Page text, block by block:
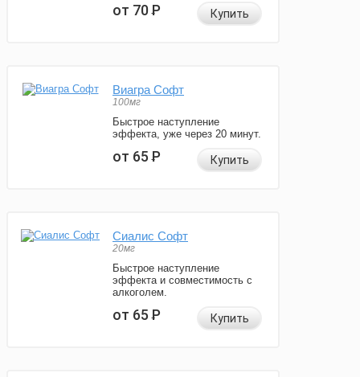
от 70Р Купить
Виагра Софт
100мг
Быстрое наступление
эффекта, уже через 20 минут.
от 65Р Купить
Сиалис Софт
20мг
Быстрое наступление
эффекта и совместимость с
алкоголем.
от 65Р Купить